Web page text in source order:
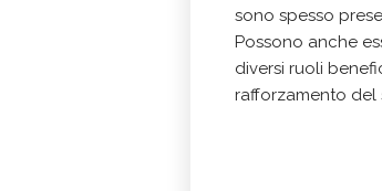
sono spesso
Possono anche
diversi ruoli
rafforzamento del